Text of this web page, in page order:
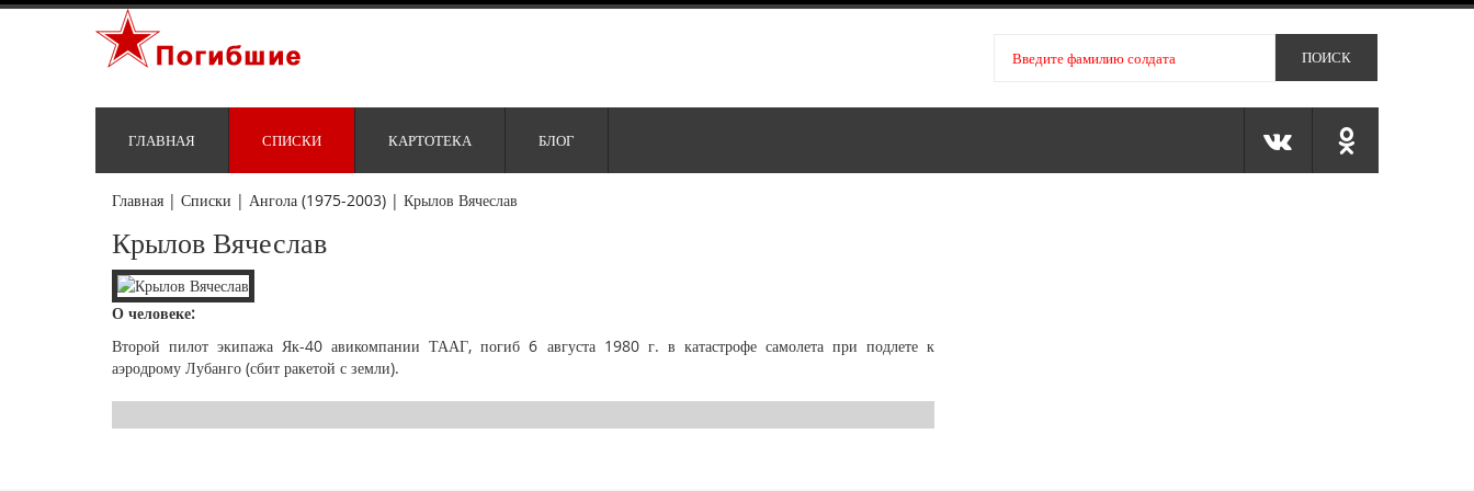
ГЛАВНАЯ СПИСКИ КАРТОТЕКА БЛОГ
Главная | Списки | Ангола (1975-2003) | Крылов Вячеслав
Крылов Вячеслав
О человеке:
Второй пилот экипажа Як-40 авикомпании ТААГ, погиб 6 августа 1980 г. в катастрофе самолета при подлете к
аэродрому Лубанго (сбит ракетой с земли).